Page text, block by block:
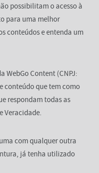
possibilitam o acesso à
para uma melhor
conteúdos e entenda um
WebGo Content (CNPJ:
conteúdo que tem como
respondam todas as
Veracidade.
com qualquer outra
já tenha utilizado